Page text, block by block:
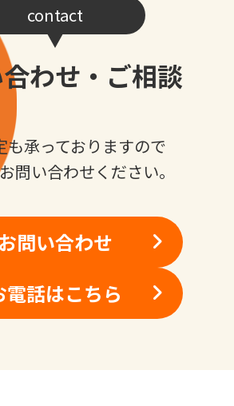
contact
わせ・ご相談
も承っておりますので
問い合わせください。
お問い合わせ
電話はこちら